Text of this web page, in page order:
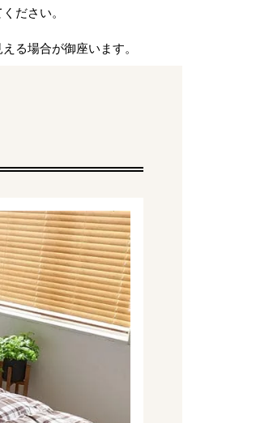
ださい。
る場合が御座います。